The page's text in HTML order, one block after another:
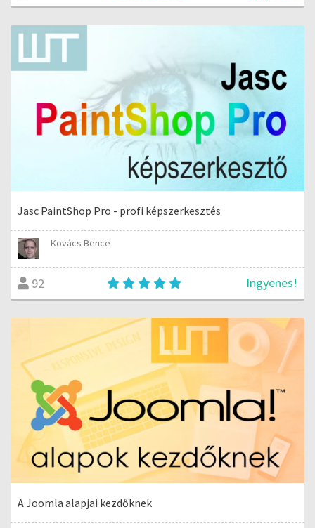
Jasc PaintShop Pro - profi képszerkesztés
Kovács Bence
92 Ingyenes!
A Joomla alapjai kezdőknek